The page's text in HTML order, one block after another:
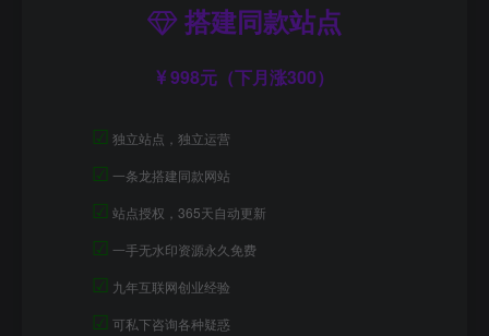
搭建同款站点
998元（下月涨300）
☑ 独立站点，独立运营
☑ 一条龙搭建同款网站
☑ 站点授权，365天自动更新
☑ 一手无水印资源永久免费
☑ 九年互联网创业经验
☑ 可私下咨询各种疑惑